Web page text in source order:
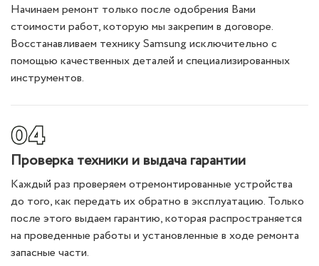
Начинаем ремонт только после одобрения Вами
стоимости работ, которую мы закрепим в договоре.
Восстанавливаем технику Samsung исключительно с
помощью качественных деталей и специализированных
инструментов.
Проверка техники и выдача гарантии
Каждый раз проверяем отремонтированные устройства
до того, как передать их обратно в эксплуатацию. Только
после этого выдаем гарантию, которая распространяется
на проведенные работы и установленные в ходе ремонта
запасные части.